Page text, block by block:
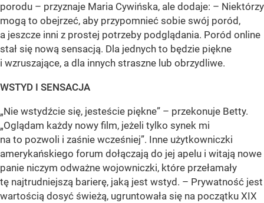
porodu – przyznaje Maria Cywińska, ale dodaje: – Niektórzy
mogą to obejrzeć, aby przypomnieć sobie swój poród,
a jeszcze inni z prostej potrzeby podglądania. Poród online
stał się nową sensacją. Dla jednych to będzie piękne
i wzruszające, a dla innych straszne lub obrzydliwe.
WSTYD I SENSACJA
„Nie wstydźcie się, jesteście piękne” – przekonuje Betty.
„Oglądam każdy nowy film, jeżeli tylko synek mi
na to pozwoli i zaśnie wcześniej”. Inne użytkowniczki
amerykańskiego forum dołączają do jej apelu i witają nowe
panie niczym odważne wojowniczki, które przełamały
tę najtrudniejszą barierę, jaką jest wstyd. – Prywatność jest
wartością dosyć świeżą, ugruntowała się na początku XIX